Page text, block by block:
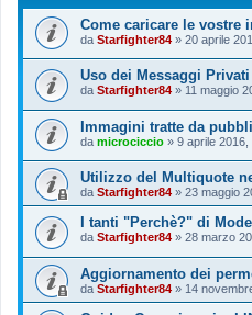
Come caricare le vostre
da Starfighter84 » 20 aprile
Uso dei Messaggi
da Starfighter84 » 11 maggio
Immagini tratte da
da microciccio » 9 aprile 2016,
Utilizzo del Multiquote
da Starfighter84 » 23 maggio
I tanti "Perchè?" di
da Starfighter84 » 28 marzo
Aggiornamento dei
da Starfighter84 » 14